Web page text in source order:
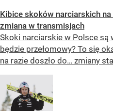
Kibice skoków narciarskich
zmiana w transmisjach
Skoki narciarskie w Polsce są
będzie przełomowy? To się
na razie doszło do… zmiany